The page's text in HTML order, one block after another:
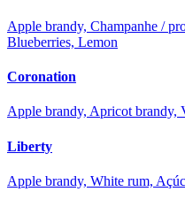
Apple brandy, Champanhe /
Blueberries, Lemon
Coronation
Apple brandy, Apricot brandy,
Liberty
Apple brandy, White rum,